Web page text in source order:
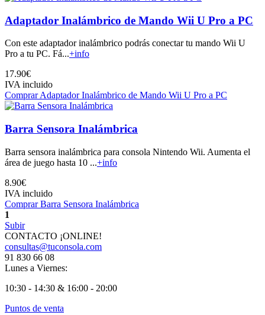
Adaptador Inalámbrico de Mando Wii U Pro a PC
Con este adaptador inalámbrico podrás conectar tu mando Wii U
Pro a tu PC. Fá...+info
17.90€
IVA incluido
Comprar Adaptador Inalámbrico de Mando Wii U Pro a PC
Barra Sensora Inalámbrica
Barra sensora inalámbrica para consola Nintendo Wii. Aumenta el
área de juego hasta 10 ...+info
8.90€
IVA incluido
Comprar Barra Sensora Inalámbrica
1
Subir
CONTACTO ¡ONLINE!
consultas@tuconsola.com
91 830 66 08
Lunes a Viernes:
10:30 - 14:30 & 16:00 - 20:00
Puntos de venta